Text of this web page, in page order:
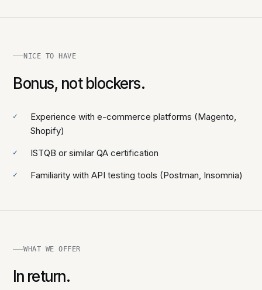
NICE TO HAVE
Bonus, not blockers.
Experience with e-commerce platforms (Magento,
Shopify)
ISTQB or similar QA certification
Familiarity with API testing tools (Postman, Insomnia)
WHAT WE OFFER
In return.